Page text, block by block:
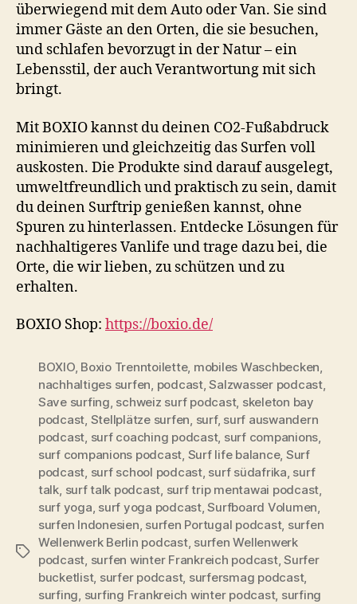
überwiegend mit dem Auto oder Van. Sie sind
immer Gäste an den Orten, die sie besuchen,
und schlafen bevorzugt in der Natur – ein
Lebensstil, der auch Verantwortung mit sich
bringt.
Mit BOXIO kannst du deinen CO2-Fußabdruck
minimieren und gleichzeitig das Surfen voll
auskosten. Die Produkte sind darauf ausgelegt,
umweltfreundlich und praktisch zu sein, damit
du deinen Surftrip genießen kannst, ohne
Spuren zu hinterlassen. Entdecke Lösungen für
nachhaltigeres Vanlife und trage dazu bei, die
Orte, die wir lieben, zu schützen und zu
erhalten.
BOXIO Shop: https://boxio.de/
Schlagwörter
BOXIO, Boxio Trenntoilette, mobiles Waschbecken,
nachhaltiges surfen, podcast,Salzwasser podcast,
Save surfing, schweiz surf podcast, skeleton bay
podcast, Stellplätze surfen, surf, surf auswandern
podcast, surf coaching podcast, surf companions,
surf companions podcast, Surf life balance, Surf
podcast, surf school podcast, surf südafrika, surf
talk, surf talk podcast, surf trip mentawai podcast,
surf yoga, surf yoga podcast,Surfboard Volumen,
surfen Indonesien, surfen Portugal podcast, surfen
Wellenwerk Berlin podcast, surfen Wellenwerk
podcast, surfen winter Frankreich podcast,Surfer
bucketlist, surfer podcast, surfersmag podcast,
surfing, surfing Frankreich winter podcast, surfing